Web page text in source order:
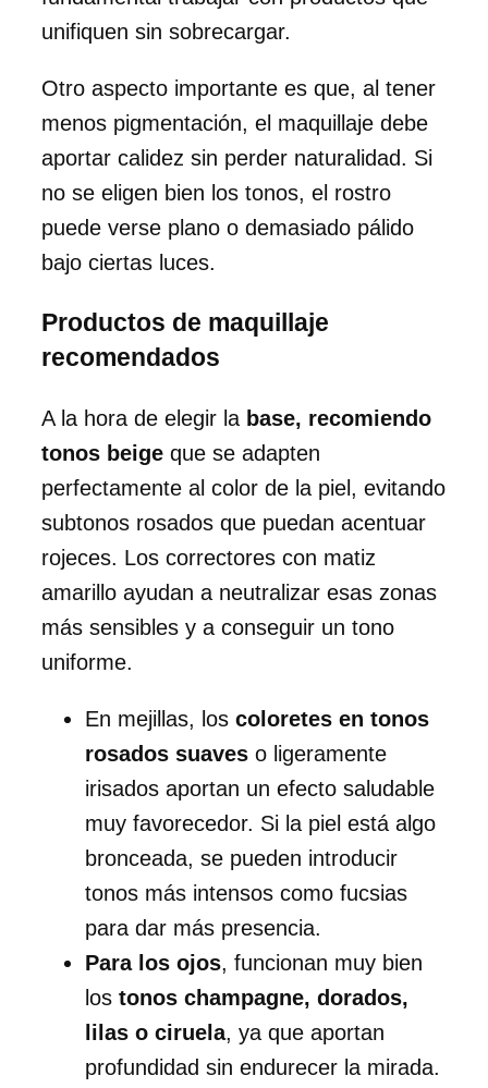
unifiquen sin sobrecargar.
Otro aspecto importante es que, al tener
menos pigmentación, el maquillaje debe
aportar calidez sin perder naturalidad. Si
no se eligen bien los tonos, el rostro
puede verse plano o demasiado pálido
bajo ciertas luces.
Productos de maquillaje
recomendados
A la hora de elegir la base, recomiendo
tonos beige que se adapten
perfectamente al color de la piel, evitando
subtonos rosados que puedan acentuar
rojeces. Los correctores con matiz
amarillo ayudan a neutralizar esas zonas
más sensibles y a conseguir un tono
uniforme.
En mejillas, los coloretes en tonos
rosados suaves o ligeramente
irisados aportan un efecto saludable
muy favorecedor. Si la piel está algo
bronceada, se pueden introducir
tonos más intensos como fucsias
para dar más presencia.
Para los ojos, funcionan muy bien
los tonos champagne, dorados,
lilas o ciruela, ya que aportan
profundidad sin endurecer la mirada.